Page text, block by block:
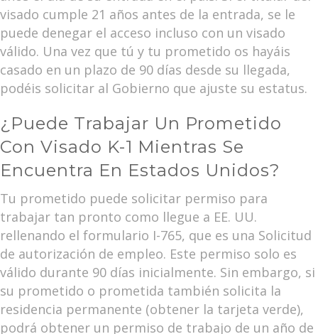
visado cumple 21 años antes de la entrada, se le
puede denegar el acceso incluso con un visado
válido. Una vez que tú y tu prometido os hayáis
casado en un plazo de 90 días desde su llegada,
podéis solicitar al Gobierno que ajuste su estatus.
¿Puede Trabajar Un Prometido
Con Visado K-1 Mientras Se
Encuentra En Estados Unidos?
Tu prometido puede solicitar permiso para
trabajar tan pronto como llegue a EE. UU.
rellenando el formulario I-765, que es una Solicitud
de autorización de empleo. Este permiso solo es
válido durante 90 días inicialmente. Sin embargo, si
su prometido o prometida también solicita la
residencia permanente (obtener la tarjeta verde),
podrá obtener un permiso de trabajo de un año de